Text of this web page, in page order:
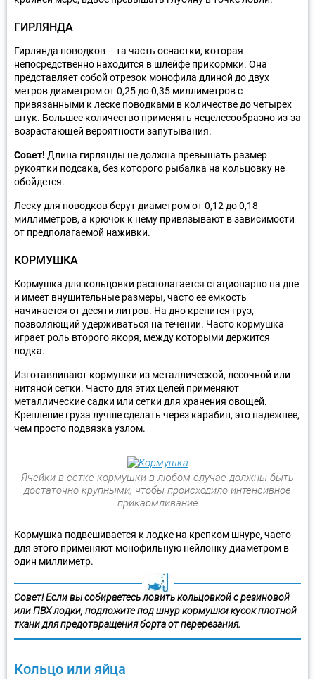
ГИРЛЯНДА
Гирлянда поводков – та часть оснастки, которая
непосредственно находится в шлейфе прикормки. Она
представляет собой отрезок монофила длиной до двух
метров диаметром от 0,25 до 0,35 миллиметров с
привязанными к леске поводками в количестве до четырех
штук. Большее количество применять нецелесообразно из-за
возрастающей вероятности запутывания.
Совет! Длина гирлянды не должна превышать размер
рукоятки подсака, без которого рыбалка на кольцовку не
обойдется.
Леску для поводков берут диаметром от 0,12 до 0,18
миллиметров, а крючок к нему привязывают в зависимости
от предполагаемой наживки.
КОРМУШКА
Кормушка для кольцовки располагается стационарно на дне
и имеет внушительные размеры, часто ее емкость
начинается от десяти литров. На дно крепится груз,
позволяющий удерживаться на течении. Часто кормушка
играет роль второго якоря, между которыми держится
лодка.
Изготавливают кормушки из металлической, лесочной или
нитяной сетки. Часто для этих целей применяют
металлические садки или сетки для хранения овощей.
Крепление груза лучше сделать через карабин, это надежнее,
чем просто подвязка узлом.
Ячейки в сетке кормушки в любом случае должны быть
достаточно крупными, чтобы происходило интенсивное
прикармливание
Кормушка подвешивается к лодке на крепком шнуре, часто
для этого применяют монофильную нейлонку диаметром в
один миллиметр.
Совет! Если вы собираетесь ловить кольцовкой с резиновой
или ПВХ лодки, подложите под шнур кормушки кусок плотной
ткани для предотвращения борта от перерезания.
Кольцо или яйца